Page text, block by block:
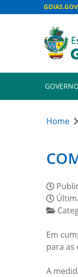
GOVERNO
Home
Em
para as
A